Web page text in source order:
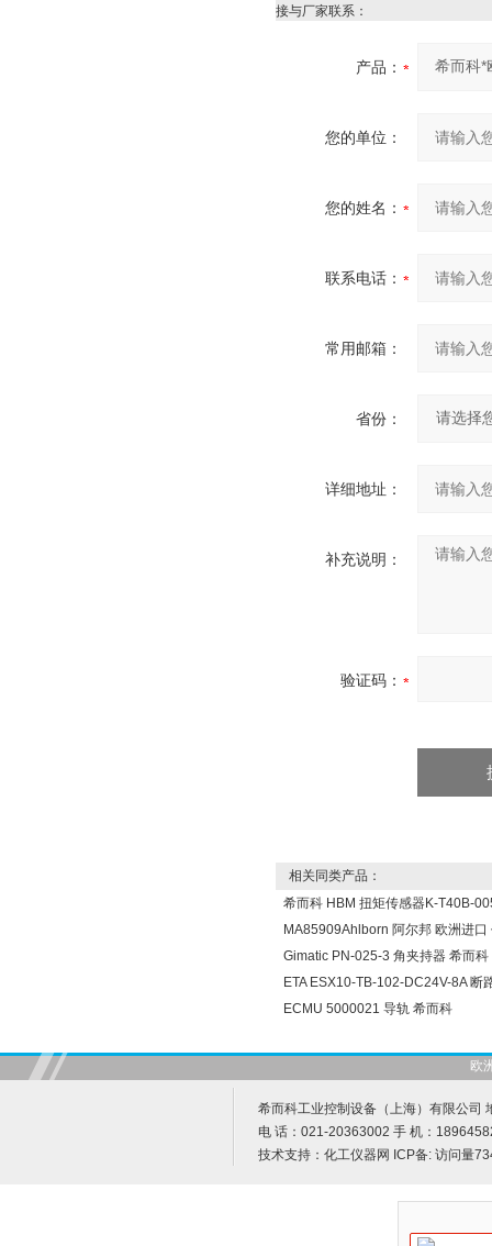
接与厂家联系：
产品：
您的单位：
您的姓名：
联系电话：
常用邮箱：
省份：
详细地址：
补充说明：
验证码：
相关同类产品：
希而科 HBM 扭矩传感器K-T40B-
MA85909Ahlborn 阿尔邦 欧洲进口
Gimatic PN-025-3 角夹持器 希而科
ETA ESX10-TB-102-DC24V-8A 断
ECMU 5000021 导轨 希而科
欧
希而科工业控制设备（上海）有限公司
电 话：021-20363002 手 机：
技术支持： 化工仪器网 ICP备: 访问量